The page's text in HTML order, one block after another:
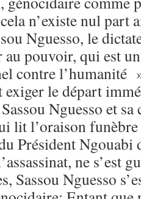
n’existe nul part
Nguesso, le
au pouvoir, qui est
contre l’humanité
exiger le départ
Nguesso et sa
lit l’oraison
Président
ne s’est
Sassou Nguesso